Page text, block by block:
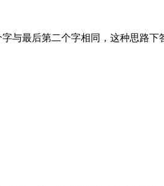
与最后第二个字相同，这种思路下